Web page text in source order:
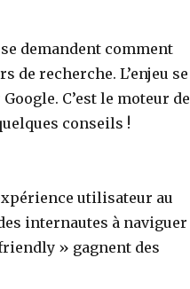
demandent comment
de recherche. L’enjeu se
C’est le moteur de
conseils !
utilisateur au
internautes à naviguer
» gagnent des